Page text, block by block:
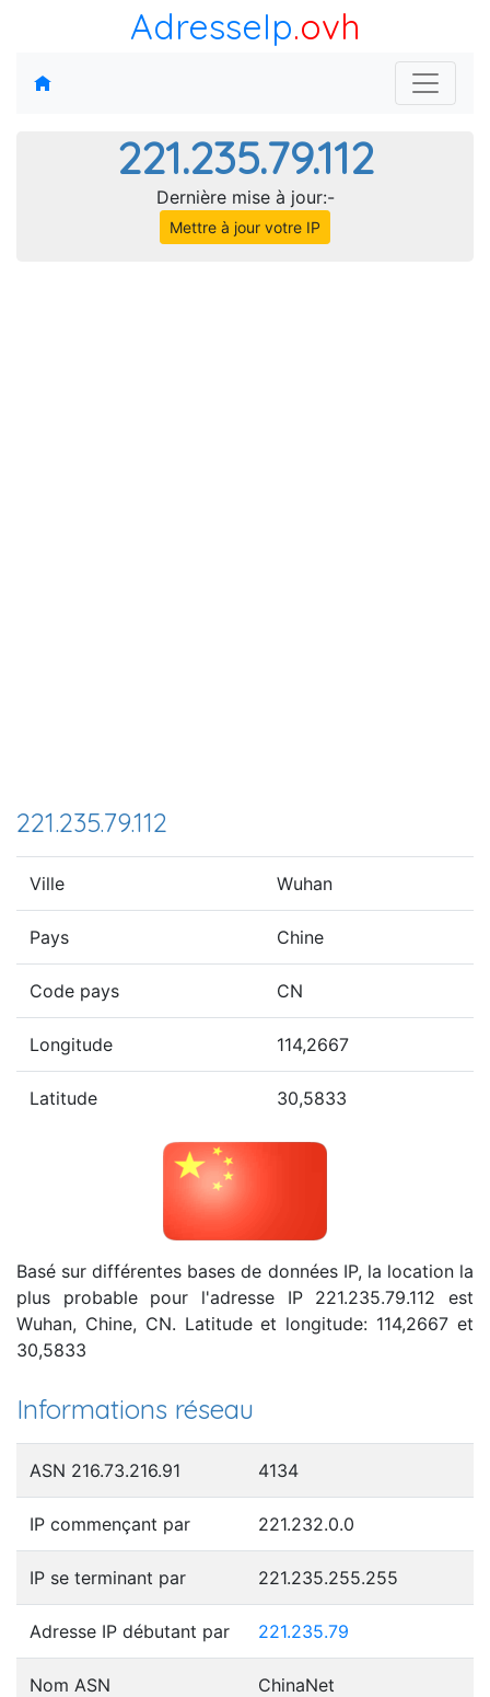
AdresseIp.ovh
221.235.79.112
Dernière mise à jour:-
Mettre à jour votre IP
221.235.79.112
Ville Wuhan
Pays Chine
Code pays CN
Longitude 114,2667
Latitude 30,5833
Basé sur différentes bases de données IP, la location la
plus probable pour l'adresse IP 221.235.79.112 est
Wuhan, Chine, CN. Latitude et longitude: 114,2667 et
30,5833
Informations réseau
ASN 216.73.216.91 4134
IP commençant par 221.232.0.0
IP se terminant par 221.235.255.255
Adresse IP débutant par 221.235.79
Nom ASN ChinaNet